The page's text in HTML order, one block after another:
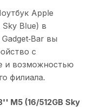
Apple
Blue) в
вы
с
и возможностью
филиала.
M5 (16/512GB Sky